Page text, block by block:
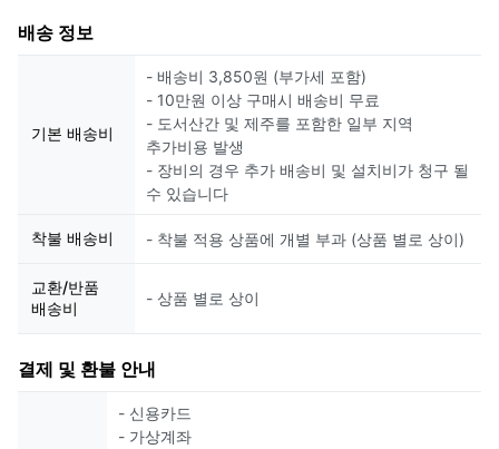
배송 정보
기본 배송비
- 배송비 3,850원 (부가세 포함)
- 10만원 이상 구매시 배송비 무료
- 도서산간 및 제주를 포함한 일부 지역
추가비용 발생
- 장비의 경우 추가 배송비 및 설치비가 청구 될
수 있습니다
착불 배송비 - 착불 적용 상품에 개별 부과 (상품 별로 상이)
교환/반품
배송비
- 상품 별로 상이
결제 및 환불 안내
- 신용카드
- 가상계좌